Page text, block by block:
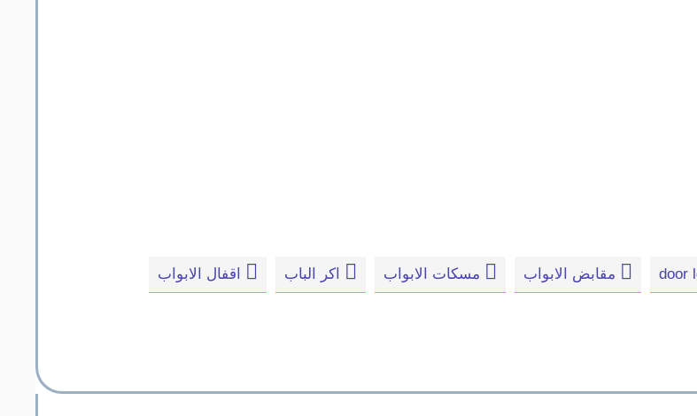
مقابض الابواب مسكات الابواب اكر الباب اقفال الابواب